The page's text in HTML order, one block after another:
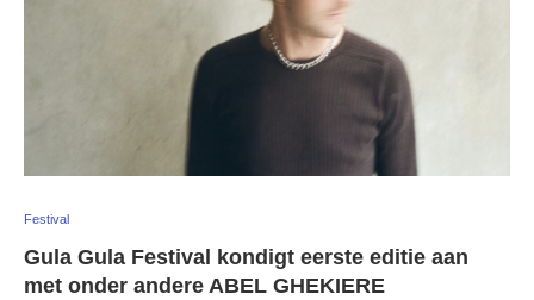
Festival
Gula Gula Festival kondigt eerste editie aan
met onder andere ABEL GHEKIERE